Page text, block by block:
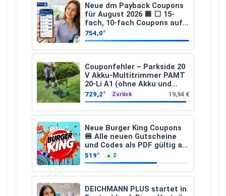
Neue dm Payback Coupons
für August 2026 🟦 ⬜ 15-
fach, 10-fach Coupons auf
den gesamten Einkauf ab 2
€
754,0°
Couponfehler – Parkside 20
V Akku-Multitrimmer PAMT
20-Li A1 (ohne Akku und
Ladegerät)
729,2° Zurück 19,94 €
Neue Burger King Coupons
🍔 Alle neuen Gutscheine
und Codes als PDF gültig ab
25.07.2026 bis 04.09.2026
519° ▲ 2
DEICHMANN PLUS startet in